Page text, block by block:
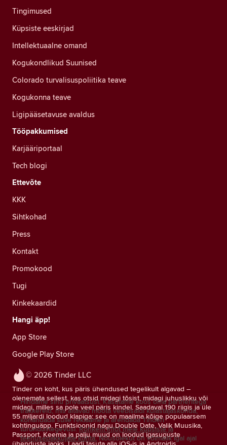
© 2026 Tinder LLC
Tinder on koht, kus päris ühendused tegelikult algavad –
olenemata sellest, kas otsid midagi tõsist, midagi juhuslikku või
midagi, milles sa pole veel päris kindel. Saadaval 190 riigis ja üle
55 miljardi loodud klapiga: see on maailma kõige populaarsem
kohtinguäpp. Funktsioonid nagu Double Date, Valik Muusika,
Passport, Keemia ja palju muud on loodud igasuguste
Tingimused
Küpsiste eeskirjad
Intellektuaalne omand
Kogukondlikud Suunised
Colorado turvalisuspoliitika teave
Kogukonna teave
Ligipääsetavuse avaldus
Tööpakkumised
Karjääriportaal
Tech blogi
Ettevõte
KKK
Sihtkohad
Press
Kontakt
Promokood
Tugi
Kinkekaardid
Hangi äpp!
App Store
Google Play Store
Hindame sinu privaatsust. Kasutame koos oma partneritega
träkkereid, mis aitavad mõõta veebisaidi külastajaskonda,
kohandada sulle reklaame ja arendada Tinderi
turundustegevusi. Rohkem infot meie küpsiste ja
teenusepakkujate kohta. Nõusolekut on võimalik igal ajal